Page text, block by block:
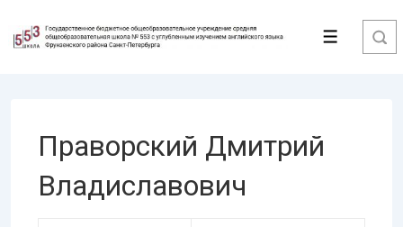
Перейти
Меню
Праворский Дмитрий
Владиславович